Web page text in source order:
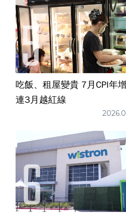
吃飯、租屋變貴 7月CPI年
連3月越紅線